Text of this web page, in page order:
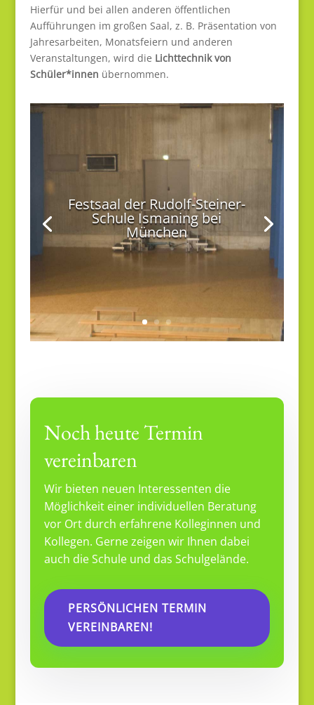
Hierfür und bei allen anderen öffentlichen
Aufführungen im großen Saal, z. B. Präsentation von
Jahresarbeiten, Monatsfeiern und anderen
Veranstaltungen, wird die Lichttechnik von
Schüler*innen übernommen.
Festsaal der Rudolf-Steiner-
Schule Ismaning bei
München
Noch heute Termin
vereinbaren
Wir bieten neuen Interessenten die
Möglichkeit einer individuellen Beratung
vor Ort durch erfahrene Kolleginnen und
Kollegen. Gerne zeigen wir Ihnen dabei
auch die Schule und das Schulgelände.
PERSÖNLICHEN TERMIN
VEREINBAREN!